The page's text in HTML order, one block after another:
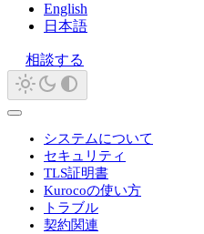
English
日本語
相談する
システムについて
セキュリティ
TLS証明書
Kurocoの使い方
トラブル
契約関連